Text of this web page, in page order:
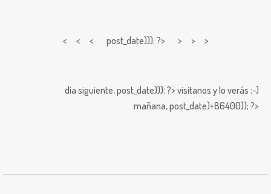
< < < post_date))); ?> > > >
día siguiente,post_date))); ?> visitanos y lo verás ;-)
mañana,post_date)+86400)); ?>